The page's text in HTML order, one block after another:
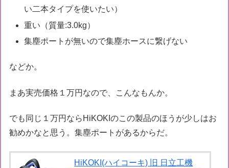
い二本タイプを使いたい）
重い（質量:3.0kg）
集塵ポートが無いので集塵ホースに繋げない
などか。
まあ実売価格１万円なので、こんなもんか。
でも同じ１万円ならHiKOKIのこの製品のほうが少しはお
勧めかなと思う。集塵ポートがあるからだ。
HiKOKI(ハイコーキ) 旧 日立工機